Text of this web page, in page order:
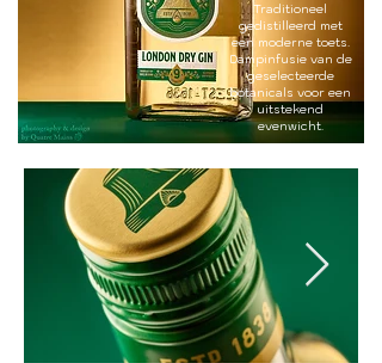
Traditioneel
gedistilleerd met
een moderne toets.
Dampinfusie van de
geselecteerde
botanicals voor een
uitstekend
evenwicht.